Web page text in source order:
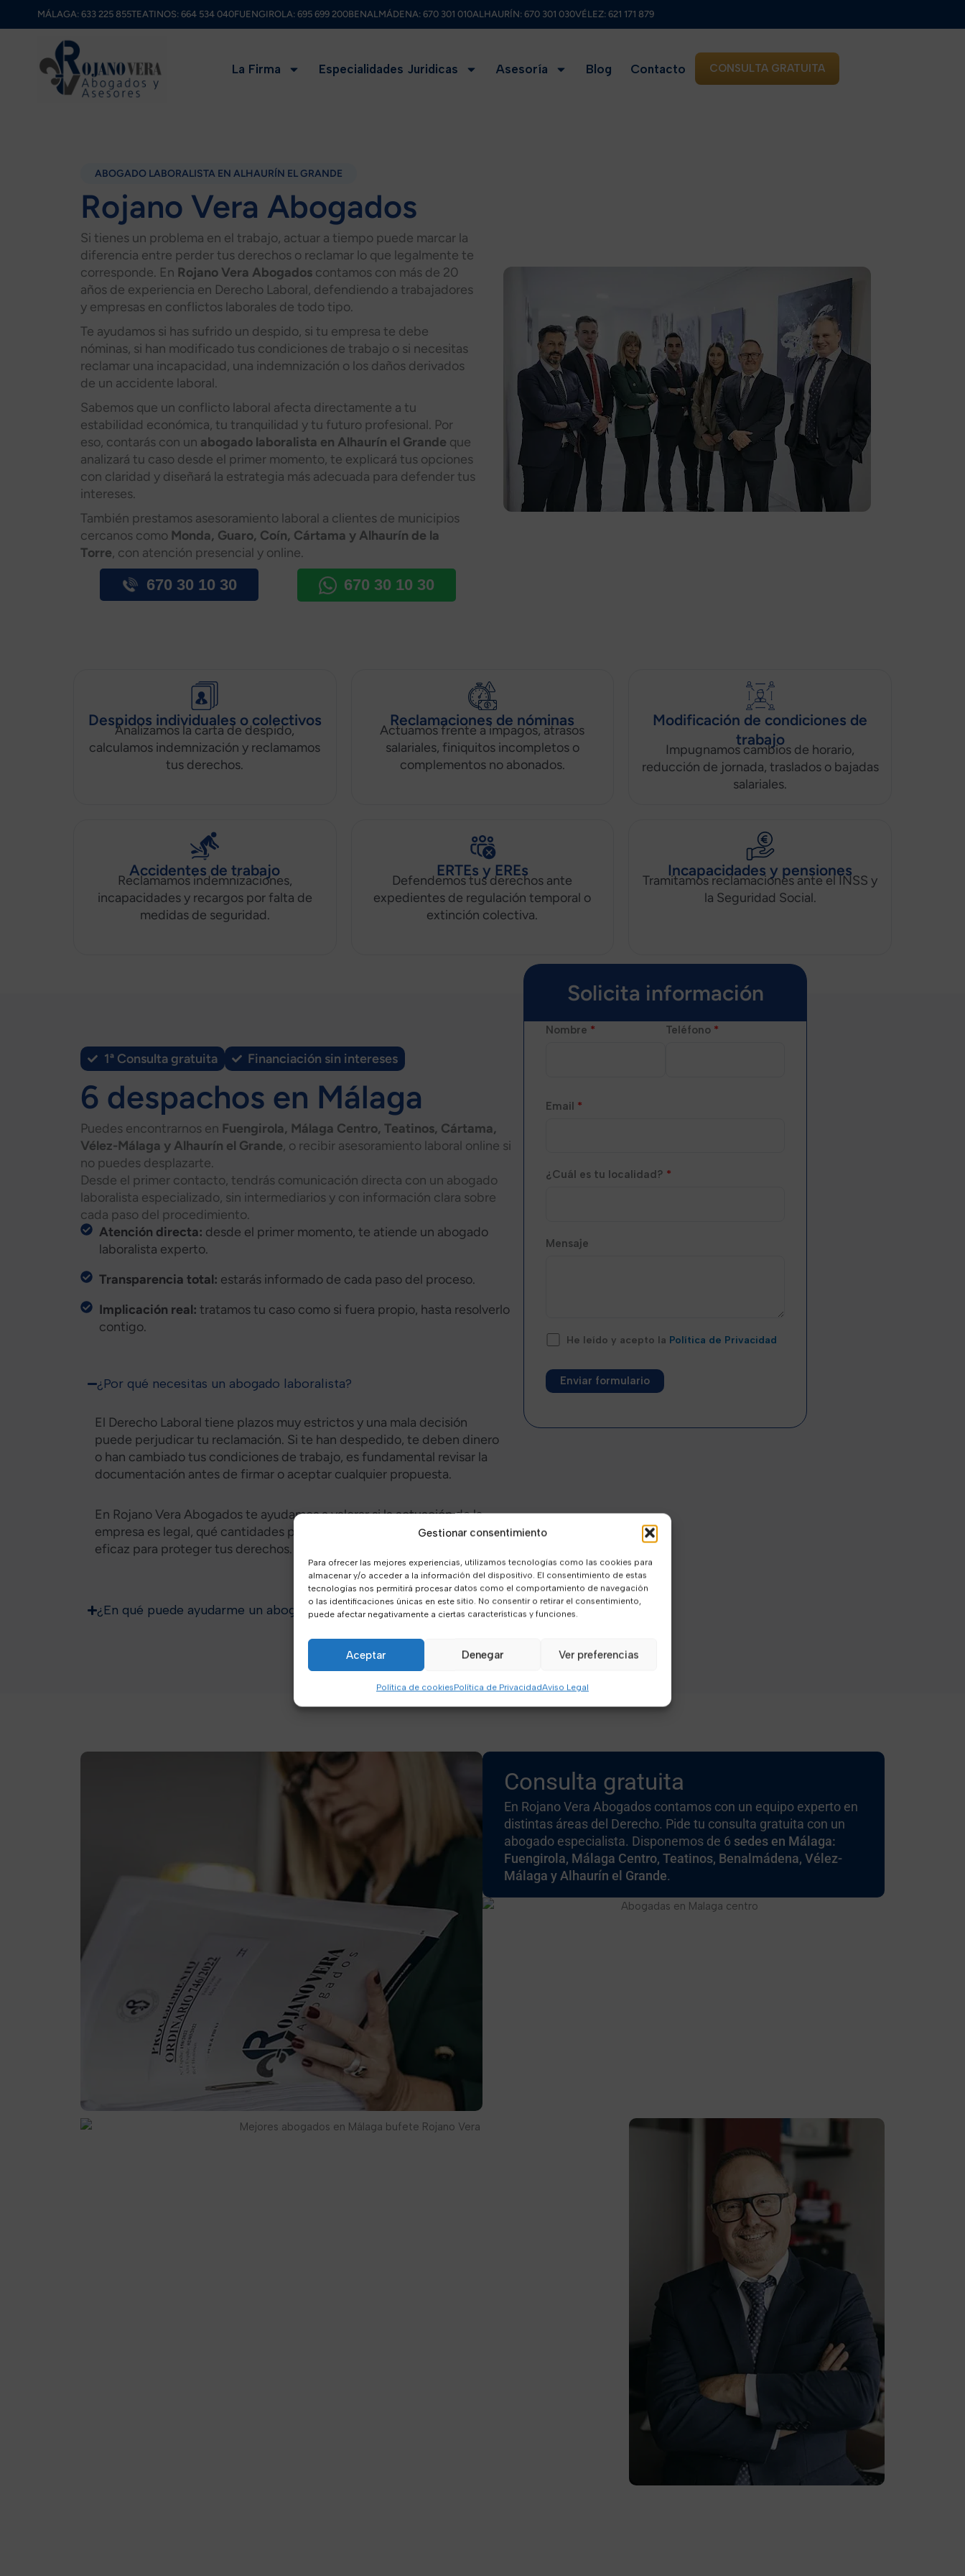
Gestionar consentimiento
Para ofrecer las mejores experiencias, utilizamos tecnologías como las cookies para
almacenar y/o acceder a la información del dispositivo. El consentimiento de estas
tecnologías nos permitirá procesar datos como el comportamiento de navegación
o las identificaciones únicas en este sitio. No consentir o retirar el consentimiento,
puede afectar negativamente a ciertas características y funciones.
Aceptar Denegar Ver preferencias
Política de cookiesPolítica de PrivacidadAviso Legal
MÁLAGA: 633 225 855TEATINOS: 664 534 040FUENGIROLA: 695 699 200BENALMÁDENA: 670 301 010ALHAURÍN: 670 301 030VÉLEZ: 621 171 879
La Firma Especialidades Juridicas Asesoría Blog Contacto CONSULTA GRATUITA
ABOGADO LABORALISTA EN ALHAURÍN EL GRANDE
Rojano Vera Abogados
Si tienes un problema en el trabajo, actuar a tiempo puede marcar la
diferencia entre perder tus derechos o reclamar lo que legalmente te
corresponde. En Rojano Vera Abogados contamos con más de 20
años de experiencia en Derecho Laboral, defendiendo a trabajadores
y empresas en conflictos laborales de todo tipo.
Te ayudamos si has sufrido un despido, si tu empresa te debe
nóminas, si han modificado tus condiciones de trabajo o si necesitas
reclamar una incapacidad, una indemnización o los daños derivados
de un accidente laboral.
Sabemos que un conflicto laboral afecta directamente a tu
estabilidad económica, tu tranquilidad y tu futuro profesional. Por
eso, contarás con un abogado laboralista en Alhaurín el Grande que
analizará tu caso desde el primer momento, te explicará tus opciones
con claridad y diseñará la estrategia más adecuada para defender tus
intereses.
También prestamos asesoramiento laboral a clientes de municipios
cercanos como Monda, Guaro, Coín, Cártama y Alhaurín de la
Torre, con atención presencial y online.
670 30 10 30 670 30 10 30
Despidos individuales o colectivos
Analizamos la carta de despido,
calculamos indemnización y reclamamos
tus derechos.
Reclamaciones de nóminas
Actuamos frente a impagos, atrasos
salariales, finiquitos incompletos o
complementos no abonados.
Modificación de condiciones de
trabajo
Impugnamos cambios de horario,
reducción de jornada, traslados o bajadas
salariales.
Accidentes de trabajo
Reclamamos indemnizaciones,
incapacidades y recargos por falta de
medidas de seguridad.
ERTEs y EREs
Defendemos tus derechos ante
expedientes de regulación temporal o
extinción colectiva.
Incapacidades y pensiones
Tramitamos reclamaciones ante el INSS y
la Seguridad Social.
1ª Consulta gratuita Financiación sin intereses
6 despachos en Málaga
Puedes encontrarnos en Fuengirola, Málaga Centro, Teatinos, Cártama,
Vélez-Málaga y Alhaurín el Grande, o recibir asesoramiento laboral online si
no puedes desplazarte.
Desde el primer contacto, tendrás comunicación directa con un abogado
laboralista especializado, sin intermediarios y con información clara sobre
cada paso del procedimiento.
Atención directa: desde el primer momento, te atiende un abogado
laboralista experto.
Transparencia total: estarás informado de cada paso del proceso.
Implicación real: tratamos tu caso como si fuera propio, hasta resolverlo
contigo.
¿Por qué necesitas un abogado laboralista?
El Derecho Laboral tiene plazos muy estrictos y una mala decisión
puede perjudicar tu reclamación. Si te han despedido, te deben dinero
o han cambiado tus condiciones de trabajo, es fundamental revisar la
documentación antes de firmar o aceptar cualquier propuesta.
En Rojano Vera Abogados te ayudamos a valorar si la actuación de la
empresa es legal, qué cantidades puedes reclamar y cuál es la vía más
eficaz para proteger tus derechos.
¿En qué puede ayudarme un abogado laboralista?
Solicita información
Nombre * Teléfono *
Email *
¿Cuál es tu localidad? *
Mensaje
He leído y acepto la Política de Privacidad
Consulta gratuita
En Rojano Vera Abogados contamos con un equipo experto en
distintas áreas del Derecho. Pide tu consulta gratuita con un
abogado especialista. Disponemos de 6 sedes en Málaga:
Fuengirola, Málaga Centro, Teatinos, Benalmádena, Vélez-
Málaga y Alhaurín el Grande.